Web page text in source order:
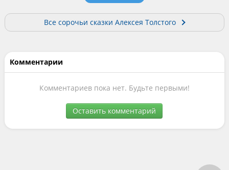
Все сорочьи сказки Алексея Толстого
Комментарии
Комментариев пока нет. Будьте первыми!
Оставить комментарий